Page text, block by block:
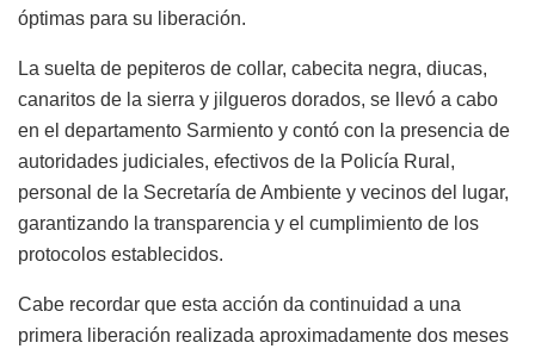
óptimas para su liberación.
La suelta de pepiteros de collar, cabecita negra, diucas,
canaritos de la sierra y jilgueros dorados, se llevó a cabo
en el departamento Sarmiento y contó con la presencia de
autoridades judiciales, efectivos de la Policía Rural,
personal de la Secretaría de Ambiente y vecinos del lugar,
garantizando la transparencia y el cumplimiento de los
protocolos establecidos.
Cabe recordar que esta acción da continuidad a una
primera liberación realizada aproximadamente dos meses